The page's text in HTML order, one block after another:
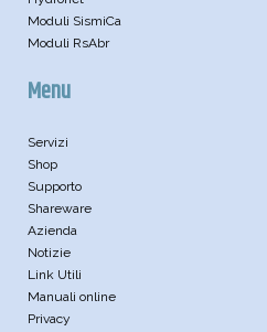
Moduli SismiCa
Moduli RsAbr
Menu
Servizi
Shop
Supporto
Shareware
Azienda
Notizie
Link Utili
Manuali online
Privacy